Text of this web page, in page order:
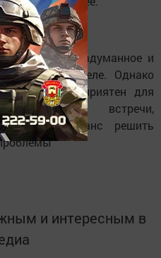
задуманное и
новом деле. Однако
День благоприятен для
встречи,
Есть шанс решить
и интересным в